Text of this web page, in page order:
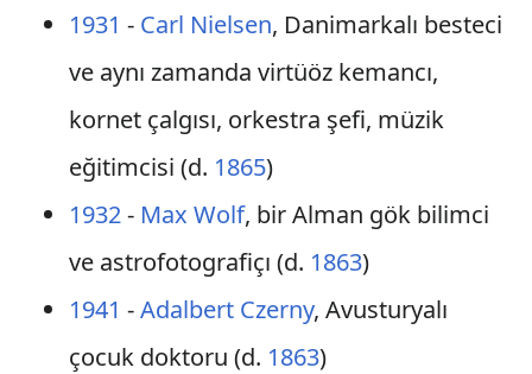
1931 - Carl Nielsen, Danimarkalı besteci
ve aynı zamanda virtüöz kemancı,
kornet çalgısı, orkestra şefi, müzik
eğitimcisi (d. 1865)
1932- Max Wolf, bir Alman gök bilimci
ve astrofotografiçı (d. 1863)
1941 -Adalbert Czerny, Avusturyalı
çocuk doktoru (d. 1863)